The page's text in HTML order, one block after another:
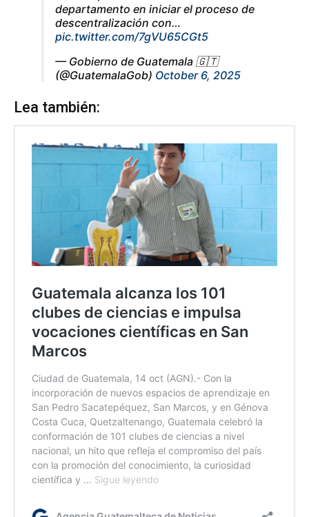
departamento en iniciar el proceso de
descentralización con…
pic.twitter.com/7gVU65CGt5
— Gobierno de Guatemala 🇬🇹
(@GuatemalaGob) October 6, 2025
Lea también: